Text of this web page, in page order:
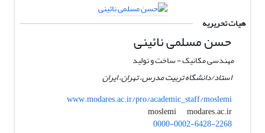
هیات تحریریه
حسن مسلمی نائینی
مهندسی مکانیک - ساخت و تولید
استاد/دانشگاه تربیت مدرس، تهران، ایران
www.modares.ac.ir/pro/academic_staff/moslemi
moslemi
modares.ac.ir
0000-0002-6428-2268